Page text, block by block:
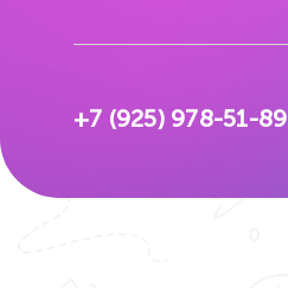
+7 (925) 978-51-89